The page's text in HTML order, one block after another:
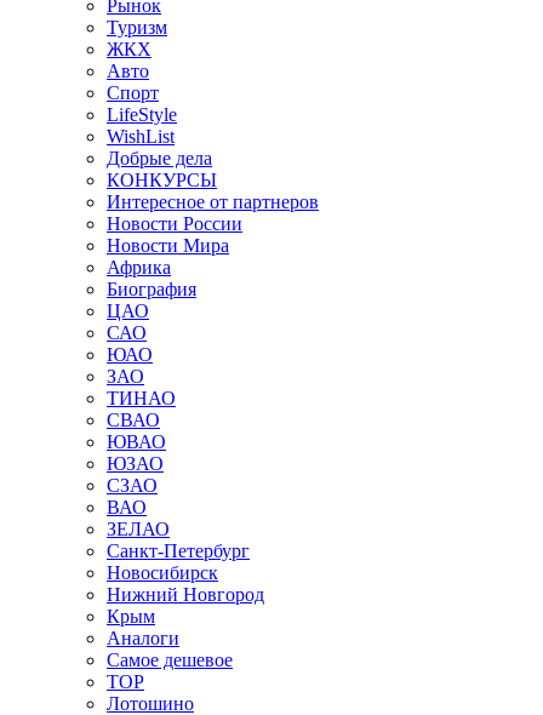
Рынок
Туризм
ЖКХ
Авто
Спорт
LifeStyle
WishList
Добрые дела
КОНКУРСЫ
Интересное от партнеров
Новости России
Новости Мира
Африка
Биография
ЦАО
САО
ЮАО
ЗАО
ТИНАО
СВАО
ЮВАО
ЮЗАО
СЗАО
ВАО
ЗЕЛАО
Санкт-Петербург
Новосибирск
Нижний Новгород
Крым
Аналоги
Самое дешевое
TOP
Лотошино